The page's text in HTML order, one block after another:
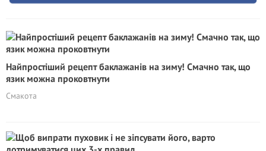
Найпростіший рецепт баклажанів на зиму! Смачно так, що
язик можна проковтнути
Смакота